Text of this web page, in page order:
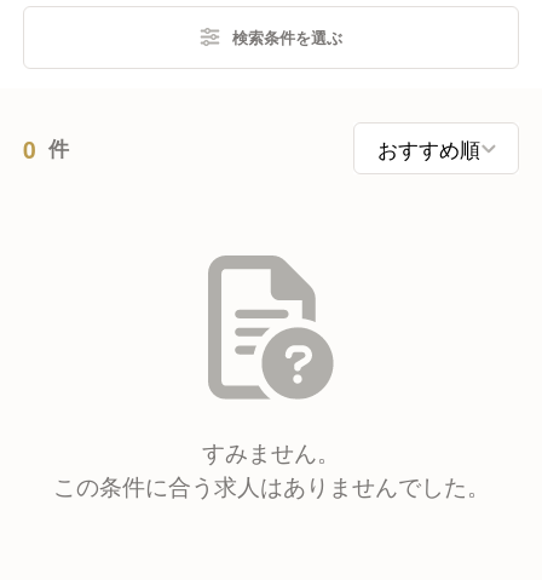
検索条件を選ぶ
0 件
すみません。
この条件に合う求人はありませんでした。